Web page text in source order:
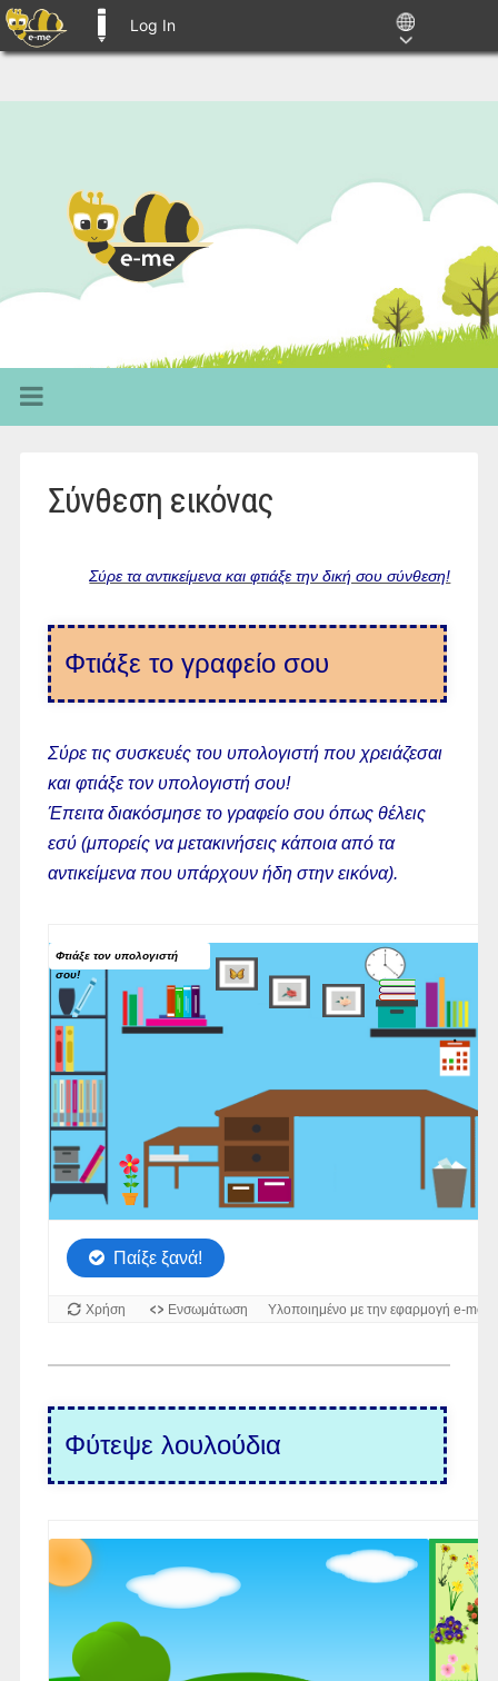
Log In
Σύνθεση εικόνας
Σύρε τα αντικείμενα και φτιάξε την δική σου σύνθεση!
Φτιάξε το γραφείο σου
Σύρε τις συσκευές του υπολογιστή που χρειάζεσαι
και φτιάξε τον υπολογιστή σου!
Έπειτα διακόσμησε το γραφείο σου όπως θέλεις
εσύ (μπορείς να μετακινήσεις κάποια από τα
αντικείμενα που υπάρχουν ήδη στην εικόνα).
Φύτεψε λουλούδια